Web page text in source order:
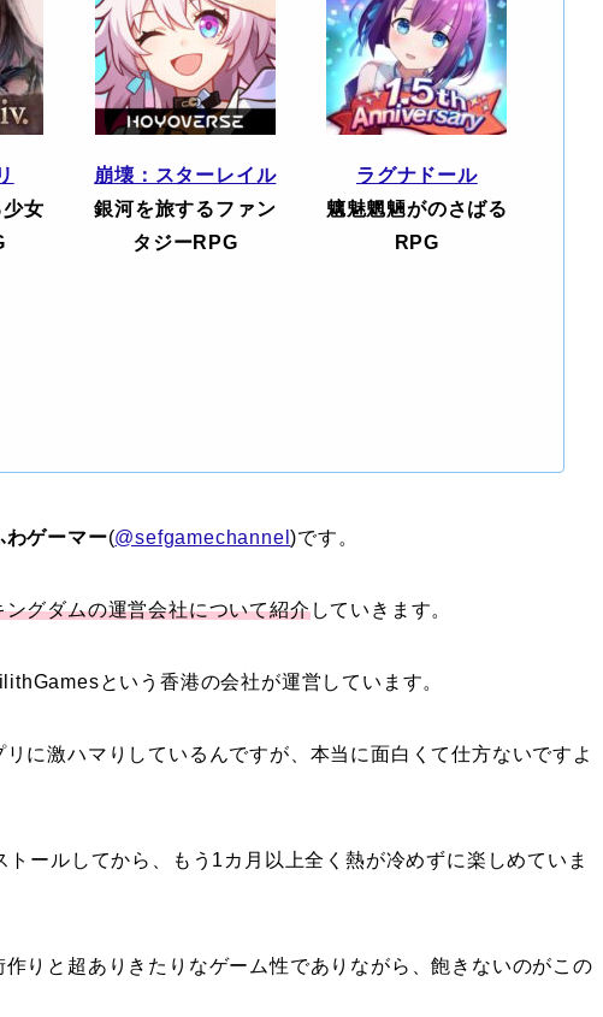
女
崩壊：スターレイル
銀河を旅するファン
タジーRPG
ラグナドール
魑魅魍魎がのさばる
RPG
わゲーマー(@sefgamechannel)です。
ングダムの運営会社について紹介していきます。
という香港の会社が運営しています。
に激ハマりしているんですが、本当に面白くて仕方ないですよ
ールしてから、もう1カ月以上全く熱が冷めずに楽しめていま
りと超ありきたりなゲーム性でありながら、飽きないのがこの